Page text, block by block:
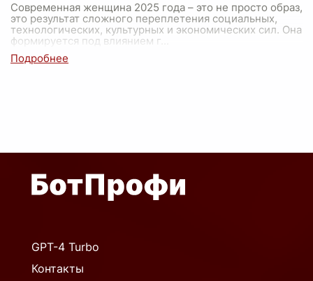
Современная женщина 2025 года – это не просто образ,
это результат сложного переплетения социальных,
технологических, культурных и экономических сил. Она
формируется под влиянием г
GPT-4 Turbo
Контакты